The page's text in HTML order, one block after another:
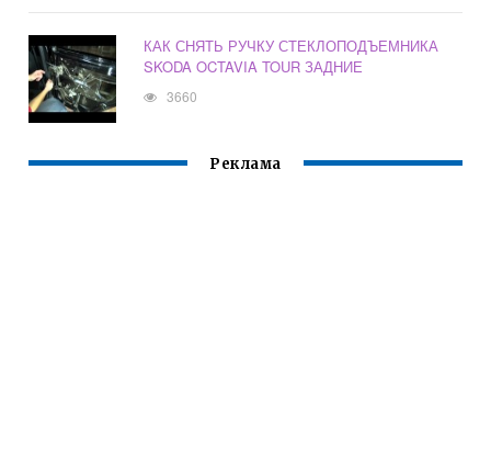
КАК СНЯТЬ РУЧКУ СТЕКЛОПОДЪЕМНИКА
SKODA OCTAVIA TOUR ЗАДНИЕ
3660
Реклама